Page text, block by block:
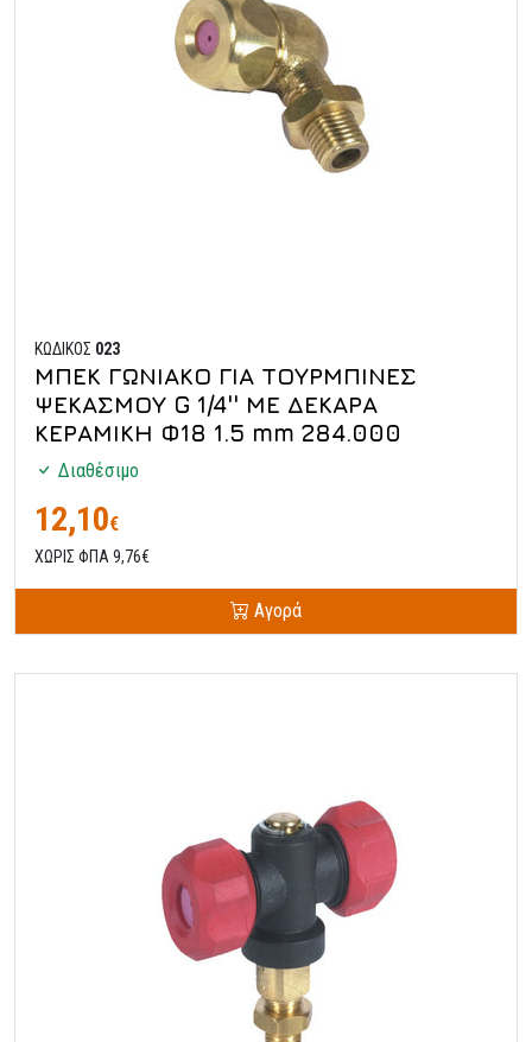
ΚΩΔΙΚΟΣ 023
ΜΠΕΚ ΓΩΝΙΑΚΟ ΓΙΑ ΤΟΥΡΜΠΙΝΕΣ
ΨΕΚΑΣΜΟΥ G 1/4'' ΜΕ ΔΕΚΑΡΑ
ΚΕΡΑΜΙΚΗ Φ18 1.5 mm 284.000
Διαθέσιμο
12,10€
ΧΩΡΙΣ ΦΠΑ 9,76€
Αγορά